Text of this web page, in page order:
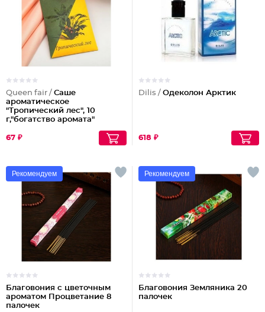
Queen fair / Саше
ароматическое
"Тропический лес", 10
г,"богатство аромата"
67 ₽
Dilis / Одеколон Арктик
618 ₽
Рекомендуем
Благовония с цветочным
ароматом Процветание 8
палочек
Рекомендуем
Благовония Земляника 20
палочек